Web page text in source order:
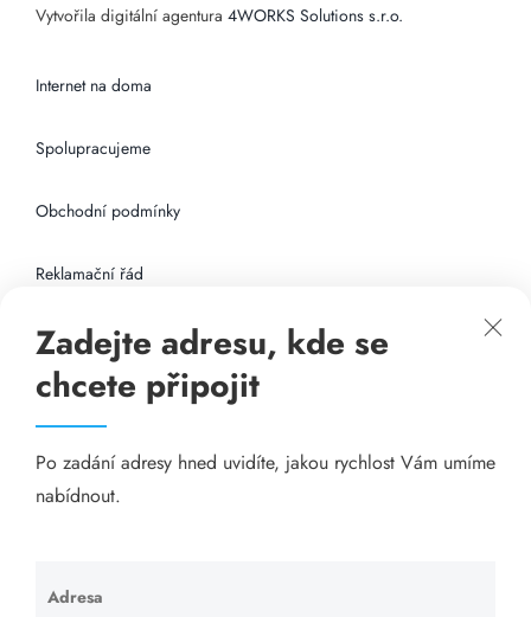
Vytvořila digitální agentura 4WORKS Solutions s.r.o.
Internet na doma
Spolupracujeme
Obchodní podmínky
Reklamační řád
Připojení k internetu
Odkazy
Katalog A-seznam.cz
Visací zámky - TOKOZ
Zadejte adresu, kde se
chcete připojit
Po zadání adresy hned uvidíte, jakou rychlost Vám umíme
nabídnout.
Adresa
Ponechte